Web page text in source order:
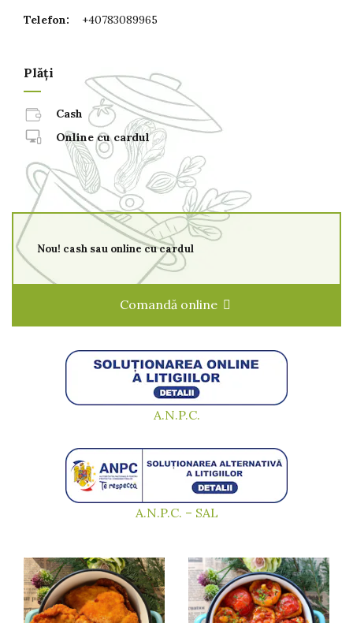
Telefon: +40783089965
Plăți
Cash
Online cu cardul
Nou! cash sau online cu cardul
Comandă online
A.N.P.C.
A.N.P.C. – SAL